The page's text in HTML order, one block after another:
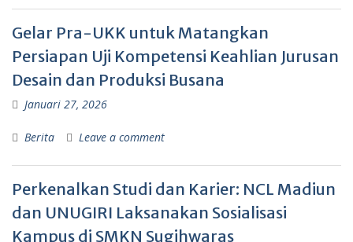
Gelar Pra-UKK untuk Matangkan
Persiapan Uji Kompetensi Keahlian Jurusan
Desain dan Produksi Busana
Januari 27, 2026
Berita Leave a comment
Perkenalkan Studi dan Karier: NCL Madiun
dan UNUGIRI Laksanakan Sosialisasi
Kampus di SMKN Sugihwaras